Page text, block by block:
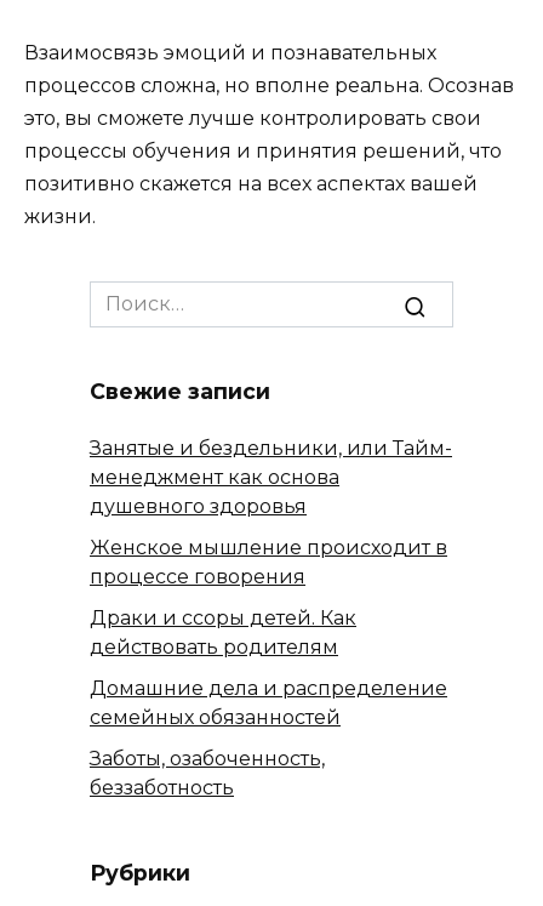
Взаимосвязь эмоций и познавательных
процессов сложна, но вполне реальна. Осознав
это, вы сможете лучше контролировать свои
процессы обучения и принятия решений, что
позитивно скажется на всех аспектах вашей
жизни.
Search
for:
Свежие записи
Занятые и бездельники, или Тайм-
менеджмент как основа
душевного здоровья
Женское мышление происходит в
процессе говорения
Драки и ссоры детей. Как
действовать родителям
Домашние дела и распределение
семейных обязанностей
Заботы, озабоченность,
беззаботность
Рубрики